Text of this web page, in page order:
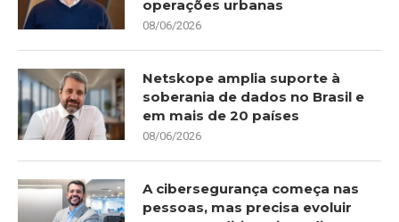
operações urbanas
08/06/2026
Netskope amplia suporte à
soberania de dados no Brasil e
em mais de 20 países
08/06/2026
A cibersegurança começa nas
pessoas, mas precisa evoluir